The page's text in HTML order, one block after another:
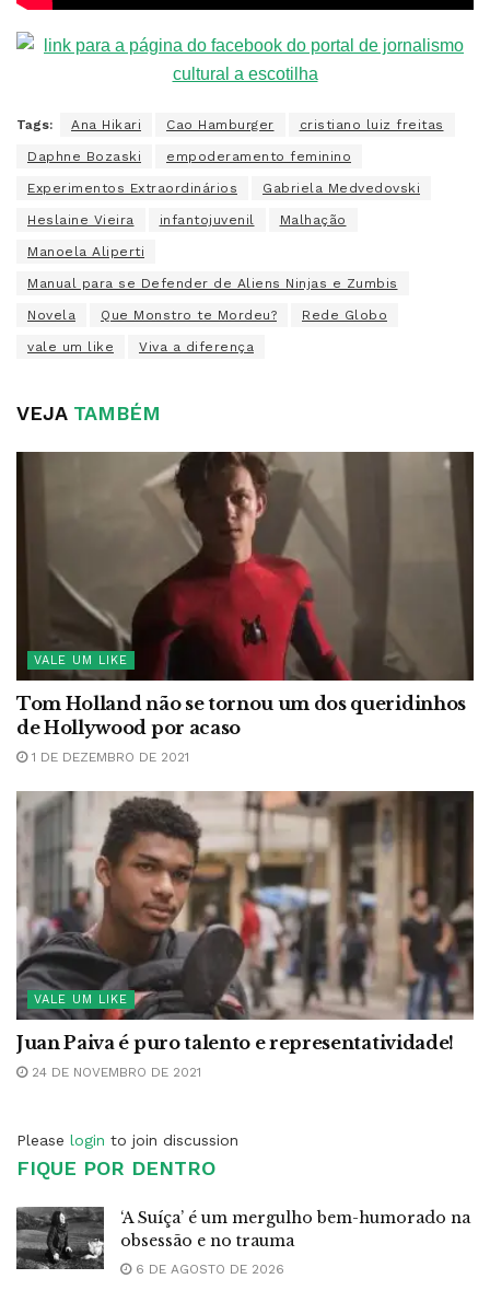
Tags: Ana Hikari Cao Hamburger cristiano luiz freitas
Daphne Bozaski empoderamento feminino
Experimentos Extraordinários Gabriela Medvedovski
Heslaine Vieira infantojuvenil Malhação
Manoela Aliperti
Manual para se Defender de Aliens Ninjas e Zumbis
Novela Que Monstro te Mordeu? Rede Globo
vale um like Viva a diferença
VEJATAMBÉM
VALE UM LIKE
Tom Holland não se tornou um dos queridinhos
de Hollywood por acaso
1 DE DEZEMBRO DE 2021
VALE UM LIKE
Juan Paiva é puro talento e representatividade!
24 DE NOVEMBRO DE 2021
Please login to join discussion
FIQUE POR DENTRO
‘A Suíça’ é um mergulho bem-humorado na
obsessão e no trauma
6 DE AGOSTO DE 2026